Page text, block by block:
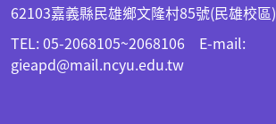
62103嘉義縣民雄鄉文隆村85號(民雄校區)
TEL: 05-2068105~2068106 E-mail:
gieapd@mail.ncyu.edu.tw